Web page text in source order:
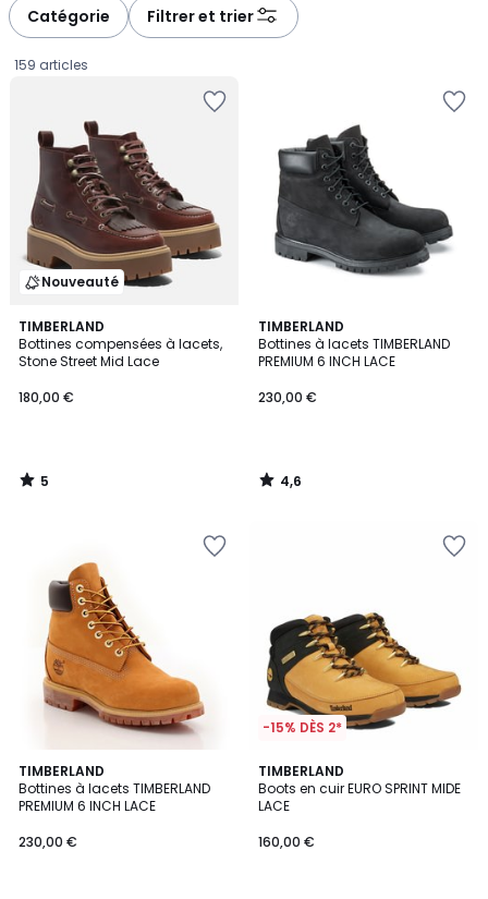
Catégorie Filtrer et trier
159 articles
Nouveauté
TIMBERLAND
Bottines compensées à lacets,
Stone Street Mid Lace
€.
180,00 €
5
/
5
5
/
TIMBERLAND
Bottines à lacets TIMBERLAND
PREMIUM 6 INCH LACE
230,00 €
4,6
/ 5
4,6
/
TIMBERLAND
Bottines à lacets TIMBERLAND
PREMIUM 6 INCH LACE
230,00 €
4,6
/ 5
-15% DÈS 2*
TIMBERLAND
Boots en cuir EURO SPRINT MIDE
LACE
160,00 €
4,7
/ 5